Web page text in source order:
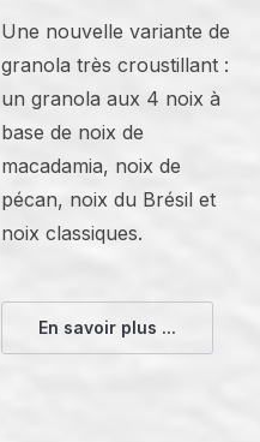
Une nouvelle variante de
granola très croustillant :
un granola aux 4 noix à
base de noix de
macadamia, noix de
pécan, noix du Brésil et
noix classiques.
En savoir plus ...